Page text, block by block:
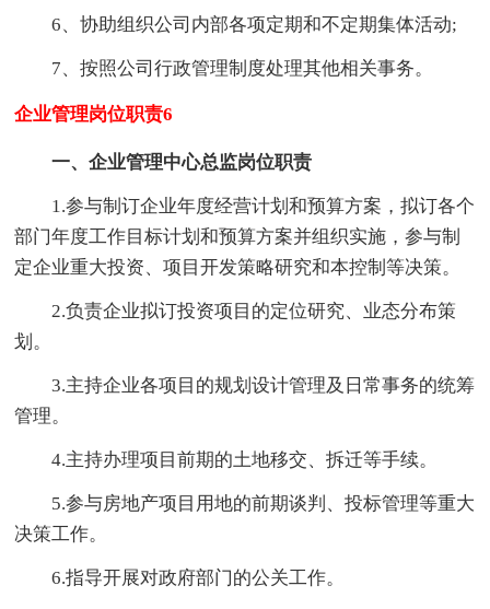
6、协助组织公司内部各项定期和不定期集体活动;
7、按照公司行政管理制度处理其他相关事务。
企业管理岗位职责6
一、企业管理中心总监岗位职责
1.参与制订企业年度经营计划和预算方案，拟订各个
部门年度工作目标计划和预算方案并组织实施，参与制
定企业重大投资、项目开发策略研究和本控制等决策。
2.负责企业拟订投资项目的定位研究、业态分布策
划。
3.主持企业各项目的规划设计管理及日常事务的统筹
管理。
4.主持办理项目前期的土地移交、拆迁等手续。
5.参与房地产项目用地的前期谈判、投标管理等重大
决策工作。
6.指导开展对政府部门的公关工作。